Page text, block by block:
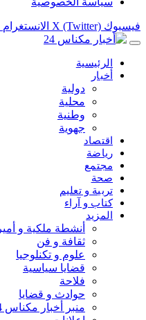
فيسبوك X (Twitter) الانستغرام
الرئيسية
أخبار
دولية
محلية
وطنية
جهوية
اقتصاد
رياضة
مجتمع
صحة
تربية و تعليم
كتاب و آراء
المزيد
أنشطة ملكية و
ثقافة و فن
علوم و تكنلوجيا
قضايا سياسية
فلاحة
حوادث و قضايا
منبر أخبار مكناس 24